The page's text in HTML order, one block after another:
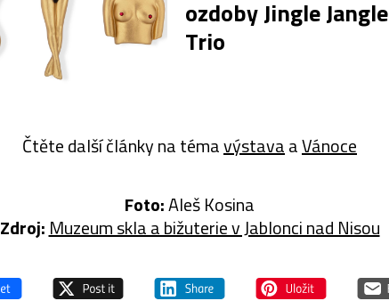
ozdoby Jingle
Trio
Čtěte další články na témavýstavaaVánoce
Foto:Aleš Kosina
Zdroj: Muzeum skla a bižuterie v Jablonci nad Nisou